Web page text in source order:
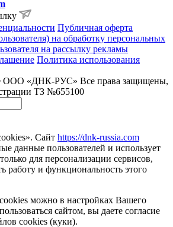
Публичная оферта
на обработку персональных
на рассылку рекламы
Политика использования
ООО «ДНК-РУС» Все права защищены,
ТЗ №655100
Сайт https://dnk-russia.com
данные пользователей и использует
для персонализации сервисов,
работу и функциональность этого
можно в настройках Вашего
сайтом, вы даете согласие
cookies (куки).